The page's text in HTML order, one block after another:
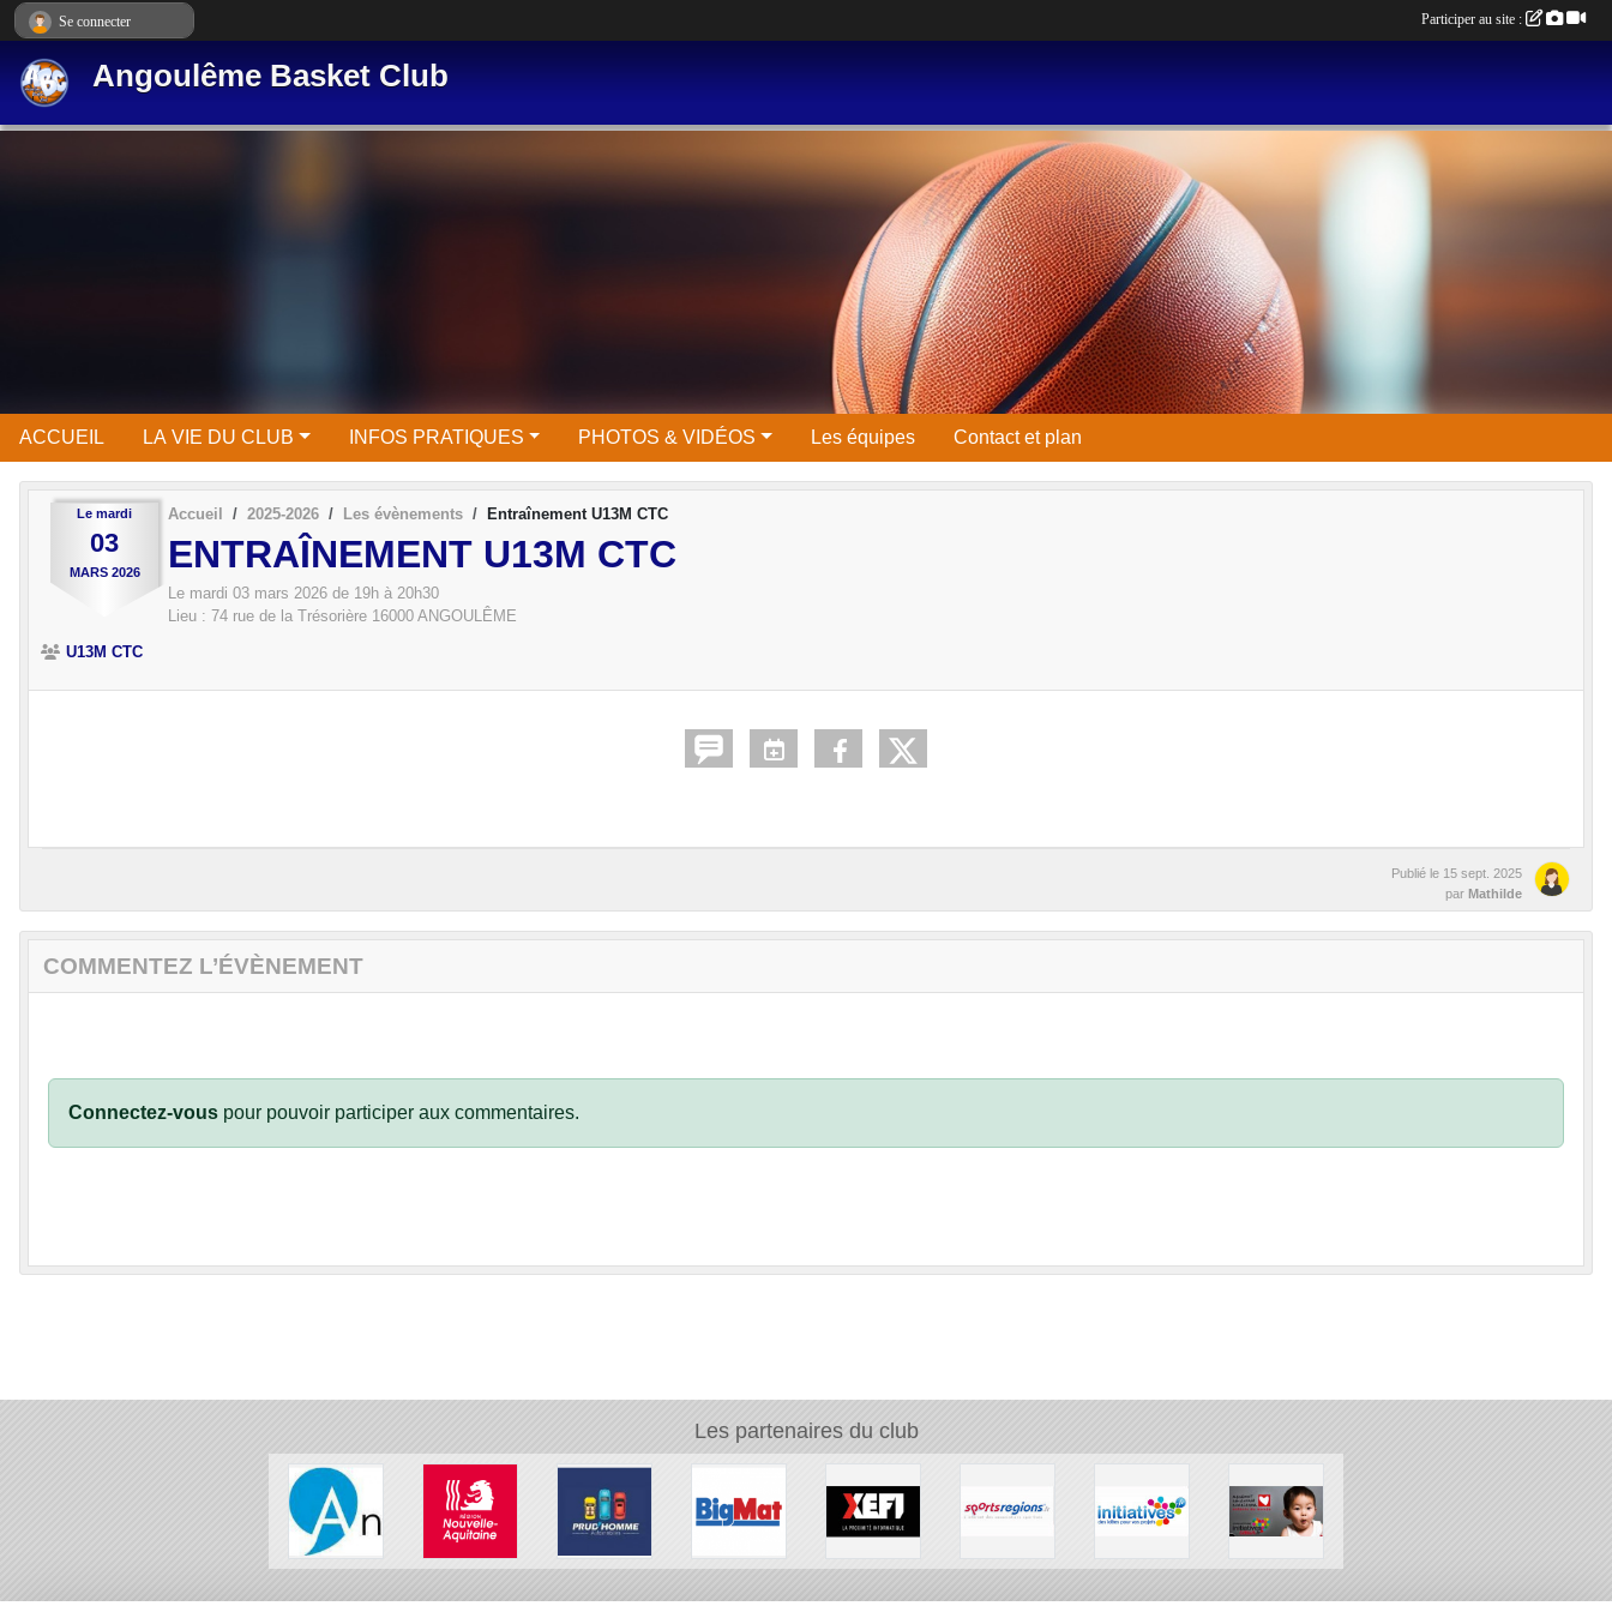
Angoulême Basket Club
ACCUEIL LA VIE DU CLUB INFOS PRATIQUES PHOTOS & VIDÉOS Les équipes Contact et plan
Le mardi
03
MARS 2026
Accueil 2025-2026 Les évènements Entraînement U13M CTC
ENTRAÎNEMENT U13M CTC
Le mardi 03 mars 2026 de 19h à 20h30
Lieu : 74 rue de la Trésorière 16000 ANGOULÊME
U13M CTC
Publié le 15 sept. 2025
par Mathilde
COMMENTEZ L’ÉVÈNEMENT
Connectez-vous pour pouvoir participer aux commentaires.
Les partenaires du club
Se connecter Participer au site :
Panneau de gestion des cookies